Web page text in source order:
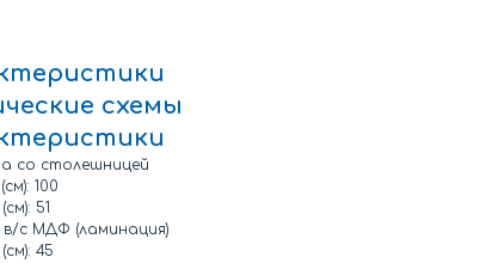
схемы
со столешницей
100
51
с МДФ (ламинация)
45